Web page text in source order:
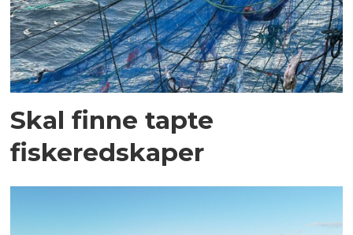
Skal finne tapte
fiskeredskaper